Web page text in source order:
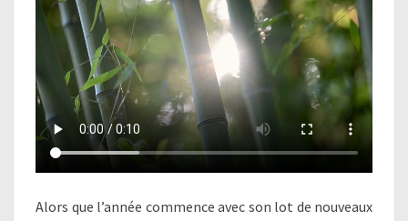
QUI
S’ACCÉLÈRE
Alors que l’année commence avec son lot de nouveaux